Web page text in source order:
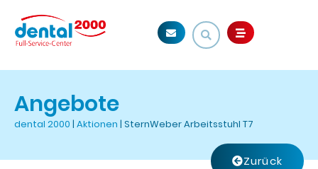
Angebote
dental 2000 | Aktionen | SternWeber Arbeitsstuhl T7
Zurück